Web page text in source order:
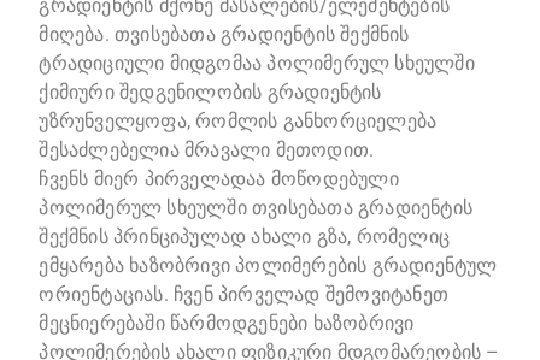
გრადიენტის მქონე მასალების/ელემენტების
მიღება. თვისებათა გრადიენტის შექმნის
ტრადიციული მიდგომაა პოლიმერულ სხეულში
ქიმიური შედგენილობის გრადიენტის
უზრუნველყოფა, რომლის განხორციელება
შესაძლებელია მრავალი მეთოდით.
ჩვენს მიერ პირველადაა მოწოდებული
პოლიმერულ სხეულში თვისებათა გრადიენტის
შექმნის პრინციპულად ახალი გზა, რომელიც
ემყარება ხაზობრივი პოლიმერების გრადიენტულ
ორიენტაციას. ჩვენ პირველად შემოვიტანეთ
მეცნიერებაში წარმოდგენები ხაზობრივი
პოლიმერების ახალი ფიზიკური მდგომარეობის –